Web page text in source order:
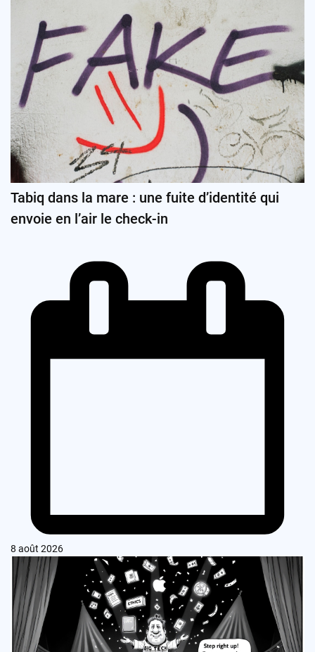
Tabiq dans la mare : une fuite d’identité qui
envoie en l’air le check-in
8 août 2026